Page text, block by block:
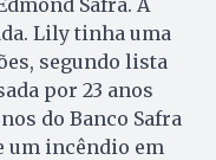
Lily tinha uma
segundo lista
por 23 anos
do Banco Safra
um incêndio em